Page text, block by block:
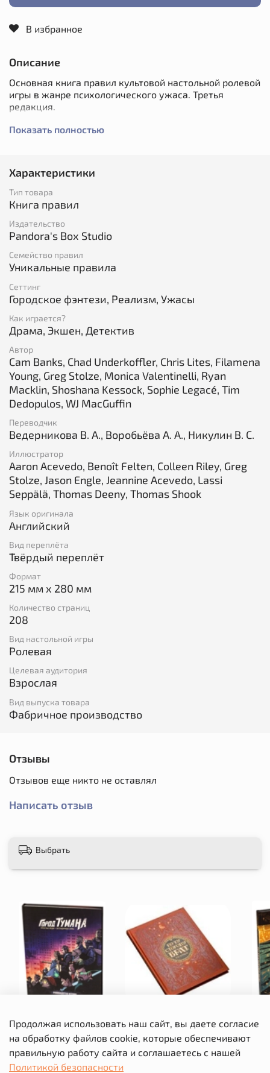
В избранное
Описание
Основная книга правил культовой настольной ролевой
игры в жанре психологического ужаса. Третья
редакция.
События происходят в реалиях альтернативной
не верит), берущая начало от людских страстей и
пороков.
Для вашего удобства, книга структурирована на 6
разделов:
«Вперёд» — это база, основная информация об
игре, персонажах, мироустройстве и прочих
важных особенностях
«Персонаж» — это правила создания
персонажей, а также подробный разбор и списки
всего, что будет использоваться в игре за них
«Конфликт» — правила физических и
медицинской и психологической помощи
«Странности окружающего мира» — подробнее о
местной науке, артефактах и
сверхъестественном
«Аватары и архетипы» — кто они и какими
бывают, а также как правильно вписать их в
игру
«Адепты» — здесь описаны адепты и
подвластная им магия, включая разные школы и
списки заклинаний
Для игры вам понадобятся две игральные кости d10,
желательно, на каждого игрока.
Внимание! Игра подразумевает освещение тем
жестокости, секса, наркотиков, и многого другого, что
может быть приемлемо не для всех. Рекомендуем
обсудить рамки до начала игры.
Показать полностью
Характеристики
Тип товара
Книга правил
Издательство
Pandora's Box Studio
Семейство правил
Уникальные правила
Сеттинг
Городское фэнтези, Реализм, Ужасы
Как играется?
Драма, Экшен, Детектив
Автор
Cam Banks, Chad Underkoffler, Chris Lites, Filamena
Young, Greg Stolze, Monica Valentinelli, Ryan
Macklin, Shoshana Kessock, Sophie Legacé, Tim
Dedopulos, WJ MacGuffin
Переводчик
Ведерникова В. А., Воробьёва А. А., Никулин В. С.
Иллюстратор
Aaron Acevedo, Benoît Felten, Colleen Riley, Greg
Stolze, Jason Engle, Jeannine Acevedo, Lassi
Seppälä, Thomas Deeny, Thomas Shook
Язык оригинала
Английский
Вид переплёта
Твёрдый переплёт
Формат
215 мм x 280 мм
Количество страниц
208
Вид настольной игры
Ролевая
Целевая аудитория
Взрослая
Вид выпуска товара
Фабричное производство
Отзывы
Отзывов еще никто не оставлял
Написать отзыв
Выбрать
Город тумана.
Руководство игрока
Вышел месяц из тумана.
По ту сторону Врат. Том
первый. Коллекционное
издание
Коллекция, потерянная во
По ту
Продолжая использовать наш сайт, вы даете согласие
на обработку файлов cookie, которые обеспечивают
правильную работу сайта и соглашаетесь с нашей
Политикой безопасности